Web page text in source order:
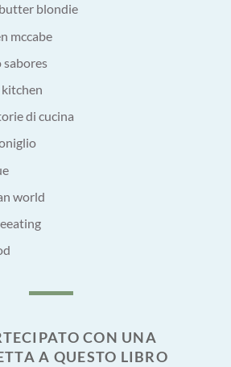
blondie
mccabe
sabores
kitchen
di cucina
world
CON UNA
A QUESTO LIBRO